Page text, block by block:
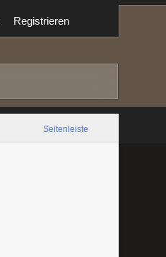
Registrieren
Seitenleiste